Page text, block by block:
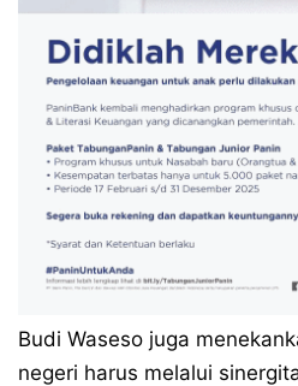
Budi Waseso juga
negeri harus melalui